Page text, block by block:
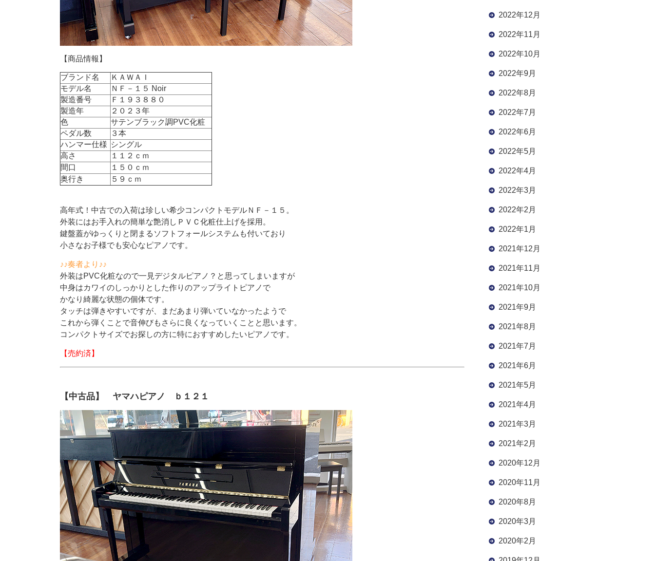
【商品情報】
ブランド名
ＫＡＷＡＩ
モデル名
ＮＦ－１５ Noir
製造番号
Ｆ１９３８８０
製造年
２０２３年
色
サテンブラック調PVC化粧
ペダル数
３本
ハンマー仕様 シングル
高さ
１１２ｃｍ
間口
１５０ｃｍ
奥行き
５９ｃｍ
高年式！中古での入荷は珍しい希少コンパクトモデルＮＦ－１５。
外装にはお手入れの簡単な艶消しＰＶＣ化粧仕上げを採用。
鍵盤蓋がゆっくりと閉まるソフトフォールシステムも付いており
小さなお子様でも安心なピアノです。
♪♪奏者より♪♪
外装はPVC化粧なので一見デジタルピアノ？と思ってしまいますが
中身はカワイのしっかりとした作りのアップライトピアノで
かなり綺麗な状態の個体です。
タッチは弾きやすいですが、まだあまり弾いていなかったようで
これから弾くことで音伸びもさらに良くなっていくことと思います。
コンパクトサイズでお探しの方に特におすすめしたいピアノです。
【売約済】
【中古品】 ヤマハピアノ ｂ１２１
2022年12月
2022年11月
2022年10月
2022年9月
2022年8月
2022年7月
2022年6月
2022年5月
2022年4月
2022年3月
2022年2月
2022年1月
2021年12月
2021年11月
2021年10月
2021年9月
2021年8月
2021年7月
2021年6月
2021年5月
2021年4月
2021年3月
2021年2月
2020年12月
2020年11月
2020年8月
2020年3月
2020年2月